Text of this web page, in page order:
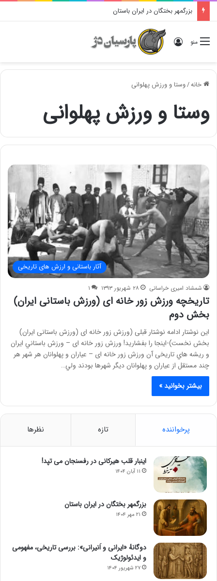
بزرگمهر بختگان در ایران باستان
منو ورود
خانه/وستا و ورزش پهلوانی
وستا و ورزش پهلوانی
آثار باستانی و ارزش های تاریخی
شمشاد امیری خراسانی ۲۸ شهریور ۱۳۹۳ ۱
تاریخچه ورزش زور خانه ای (ورزش باستانی ایران)
بخش دوم
این نوشتار ادامه نوشتار قبلی (ورزش زور خانه ای (ورزش باستانی ایران)
بخش نخست)-اینجا را بفشارید! ورزش زور خانه ای – ورزش باستاني ايران
و ريشه هاي تاريخی آن ورزش زور خانه ای – عياران و پهلوانان هر شهر هر
چند مستقل از عياران و پهلوانان ديگر شهرها بودند ولي…
بیشتر بخوانید »
پرخواننده تازه نظرها
اینبار قلب هیرکانی در رفسنجان می تپد!
۱۱ آبان ۱۴۰۴
بزرگمهر بختگان در ایران باستان
۲۱ مهر ۱۴۰۴
دوگانهٔ «ایرانی و اَنیرانی»: بررسی تاریخی، مفهومی
و ایدئولوژیک
۲۷ شهریور ۱۴۰۴